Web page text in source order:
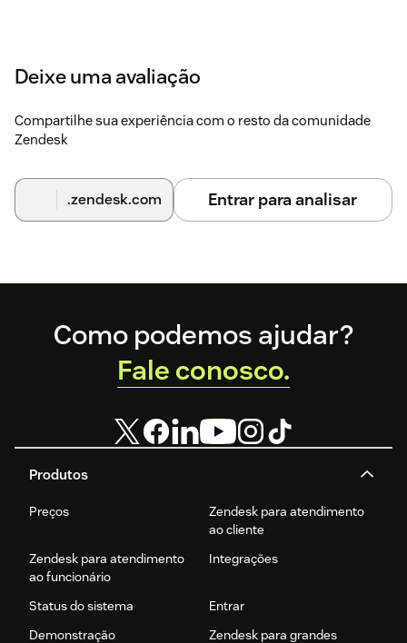
Deixe uma avaliação
Compartilhe sua experiência com o resto da comunidade
Zendesk
.zendesk.com Entrar para analisar
Footer
Produtos
Preços
Zendesk para atendimento
ao cliente
Zendesk para atendimento
ao funcionário
Integrações
Status do sistema
Entrar
Demonstração
Zendesk para grandes
Como podemos ajudar?
Fale conosco.